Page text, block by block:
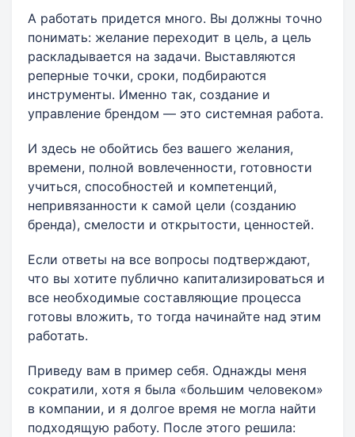
А работать придется много. Вы должны точно
понимать: желание переходит в цель, а цель
раскладывается на задачи. Выставляются
реперные точки, сроки, подбираются
инструменты. Именно так, создание и
управление брендом — это системная работа.
И здесь не обойтись без вашего желания,
времени, полной вовлеченности, готовности
учиться, способностей и компетенций,
непривязанности к самой цели (созданию
бренда), смелости и открытости, ценностей.
Если ответы на все вопросы подтверждают,
что вы хотите публично капитализироваться и
все необходимые составляющие процесса
готовы вложить, то тогда начинайте над этим
работать.
Приведу вам в пример себя. Однажды меня
сократили, хотя я была «большим человеком»
в компании, и я долгое время не могла найти
подходящую работу. После этого решила: